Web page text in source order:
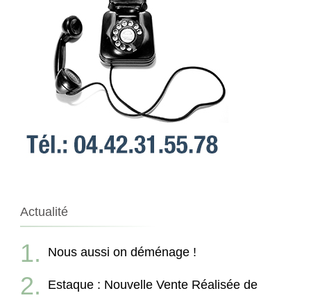
Actualité
Nous aussi on déménage !
Estaque : Nouvelle Vente Réalisée de